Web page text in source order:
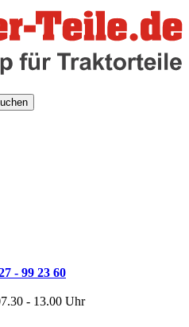
- 99 23 60
- 13.00 Uhr